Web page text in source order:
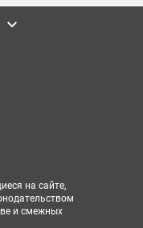
на сайте,
и смежных